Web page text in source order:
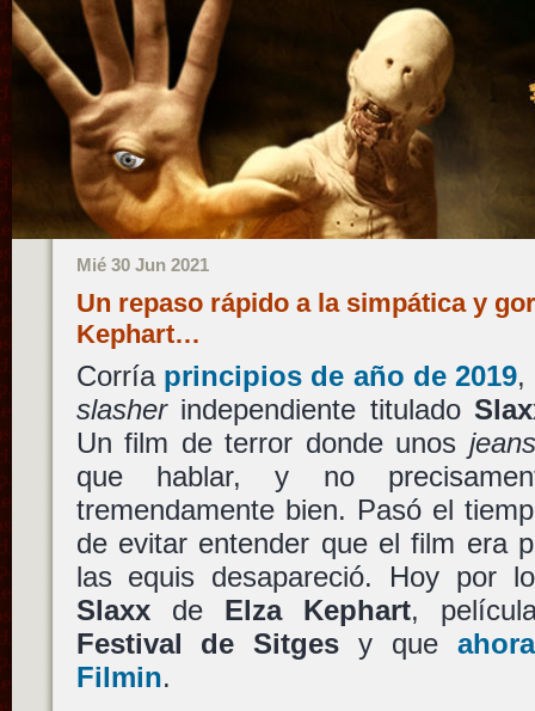
Mié 30 Jun 2021
Un repaso rápido a la simpática y
Kephart…
Corría principios de año de 2019,
slasherindependiente titulado
Un film de terror donde unos jeans
que hablar, y no
tremendamente bien. Pasó el
de evitar entender que el film era
las equis desapareció. Hoy por
Slaxxde Elza Kephart,
Festival de Sitges y que
Filmin.